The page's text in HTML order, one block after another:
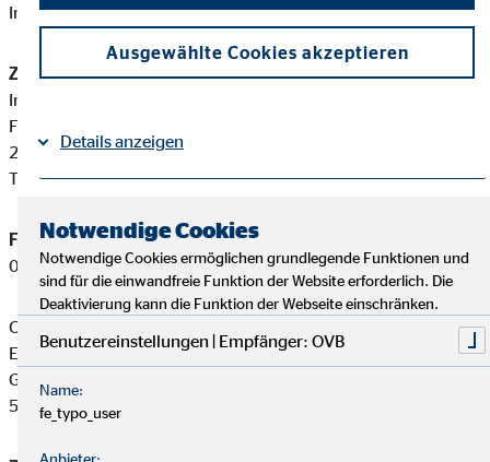
Internetseite einsehen:www.gesetze-im-internet.de
Zuständige Erlaubnisbehörde:
Industrie- und Handelskammer zu Lübeck
Fackenburger Allee 2
23554 Lübeck
Tel: +49 451 6006-0
Finanzanlagenvermittler-Registernummer:
00
Claudia Augustin ist ein Finanzanlagenvermittler mit
Erlaubnispflicht nach § 34 f Abs. 1 Satz 1 Nummer 1 und 2
GewO, eingetragen in das Vermittlerregister gemäß § 34 f Abs.
5 GewO.
Ausgewählte Cookies akzeptieren
Details anzeigen
Notwendige Cookies
Notwendige Cookies ermöglichen grundlegende Funktionen und
sind für die einwandfreie Funktion der Website erforderlich. Die
Deaktivierung kann die Funktion der Webseite einschränken.
Benutzereinstellungen | Empfänger: OVB
Name:
fe_typo_user
Anbieter: